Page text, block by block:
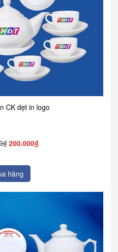
CK dẹt in logo
200.000₫
hàng